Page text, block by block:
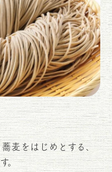
麦をはじめとする、
。